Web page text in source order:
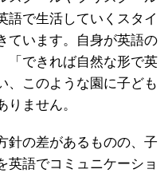
語で生活していくスタイ
ています。自身が英語の
「できれば自然な形で英
、このような園に子ども
ません。
針の差があるものの、子
英語でコミュニケーショ